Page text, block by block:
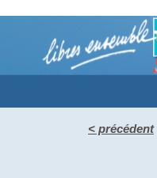
< précédent